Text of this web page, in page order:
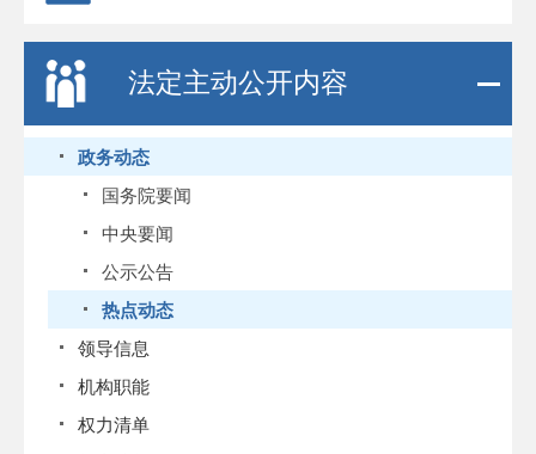
法定主动公开内容
政务动态
国务院要闻
中央要闻
公示公告
热点动态
领导信息
机构职能
权力清单